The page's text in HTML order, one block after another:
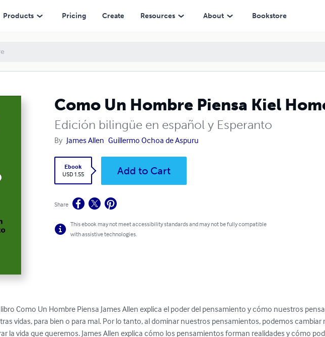
Products Pricing Create Resources About Bookstore
Como Un Hombre Piensa Kiel
Edición bilingüe en español y Esperanto
By James Allen Guillermo Ochoa de Aspuru
Ebook
USD 1.55
Add to Cart
Share
This ebook may not meet accessibility standards and may not be fully compatible
with assistive technologies.
libro Como Un Hombre Piensa James Allen explica el poder del pensamiento y cómo nuestros
vidas, para bien o para mal. Por lo tanto, al dominar nuestros pensamientos, podemos
la vida que queremos. James Allen explica cómo los pensamientos forman realidades y cómo